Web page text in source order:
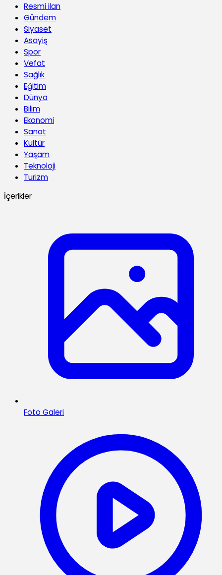
Resmi ilan
Gündem
Siyaset
Asayiş
Spor
Vefat
Sağlık
Eğitim
Dünya
Bilim
Ekonomi
Sanat
Kültür
Yaşam
Teknoloji
Turizm
İçerikler
Foto Galeri